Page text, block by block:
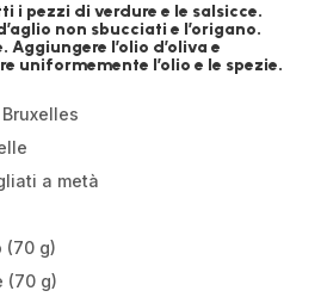
i pezzi di verdure e le salsicce.
non sbucciati e l’origano.
Aggiungere l’olio d’oliva e
uniformemente l’olio e le spezie.
a metà
(70 g)
(70 g)